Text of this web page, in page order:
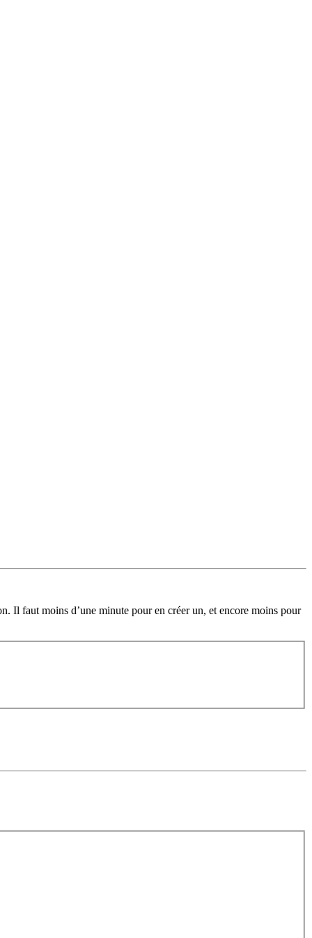
Il faut moins d’une minute pour en créer un, et encore moins pour